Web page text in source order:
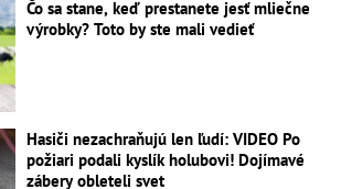
Čo sa stane, keď prestanete jesť mliečne
výrobky? Toto by ste mali vedieť
Hasiči nezachraňujú len ľudí: VIDEO Po
požiari podali kyslík holubovi! Dojímavé
zábery obleteli svet